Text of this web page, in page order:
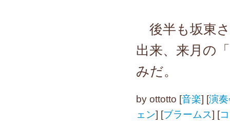
後半も坂東
出来、来月の
みだ。
by ottotto [音楽] [演
ェン] [ブラームス] [